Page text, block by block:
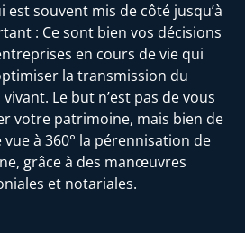
est souvent mis de côté jusqu’à
: Ce sont bien vos décisions
en cours de vie qui
la transmission du
Le but n’est pas de vous
votre patrimoine, mais bien de
à 360° la pérennisation de
grâce à des manœuvres
et notariales.